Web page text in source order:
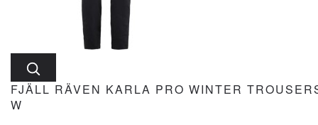
FJÄLL RÄVEN KARLA PRO WINTER
W